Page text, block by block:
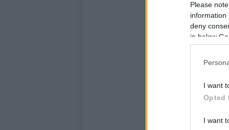
Please
information
deny
in below
I want
Opted
I want